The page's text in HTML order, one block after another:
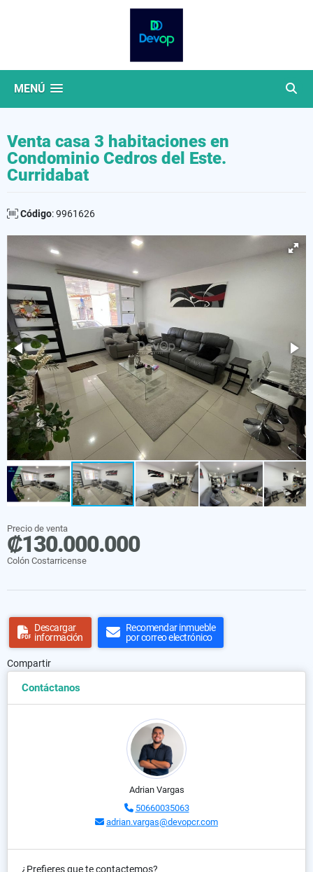
MENÚ
Venta casa 3 habitaciones en
Condominio Cedros del Este.
Curridabat
Código: 9961626
Precio de venta
₡130.000.000
Colón Costarricense
Descargar
información
Recomendar inmueble
por correo electrónico
Compartir
Contáctanos
Adrian Vargas
50660035063
adrian.vargas@devopcr.com
¿Prefieres que te contactemos?